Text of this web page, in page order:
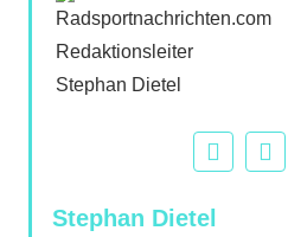
Stephan Dietel